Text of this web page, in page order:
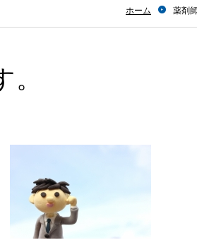
ホーム 薬剤